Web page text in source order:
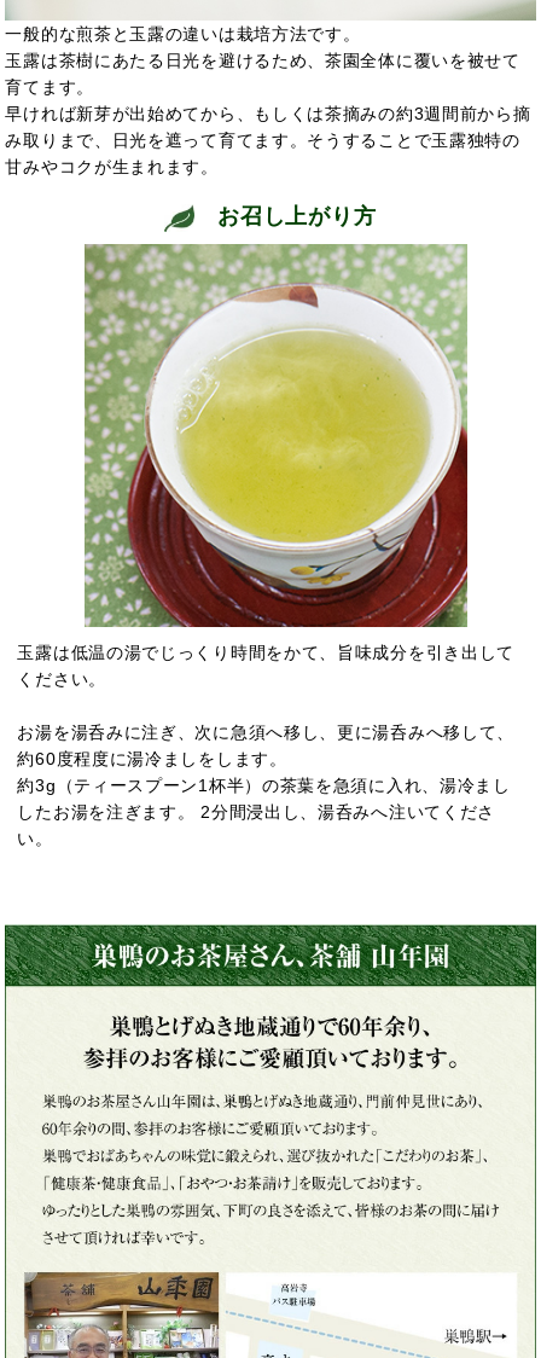
一般的な煎茶と玉露の違いは栽培方法です。
玉露は茶樹にあたる日光を避けるため、茶園全体に覆いを被せて
育てます。
早ければ新芽が出始めてから、もしくは茶摘みの約3週間前から摘
み取りまで、日光を遮って育てます。そうすることで玉露独特の
甘みやコクが生まれます。
お召し上がり方
玉露は低温の湯でじっくり時間をかて、旨味成分を引き出して
ください。
お湯を湯呑みに注ぎ、次に急須へ移し、更に湯呑みへ移して、
約60度程度に湯冷ましをします。
約3g（ティースプーン1杯半）の茶葉を急須に入れ、湯冷まし
したお湯を注ぎます。 2分間浸出し、湯呑みへ注いてくださ
い。